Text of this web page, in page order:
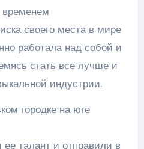
своего места в мире
работала над собой и
стать все лучше и
индустрии.
городке на юге
талант и отправили в